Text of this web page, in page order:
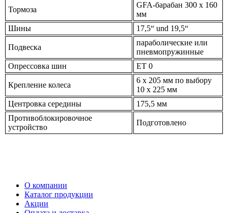
Тормоза
GFA-барабан 300 x 160
мм
Шины
17,5“ und 19,5“
Подвеска
параболические или
пневмопружинные
Oпрессовка шин
ET 0
Крепление колеса
6 x 205 мм по выбору
10 x 225 мм
Центровка середины
175,5 мм
Противоблокировочное
устройство
Подготовлено
О компании
Каталог продукции
Акции